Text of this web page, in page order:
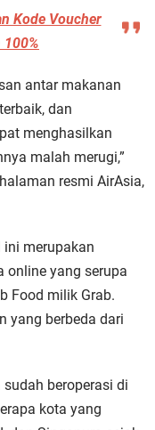
Kode Voucher
antar makanan
dan
menghasilkan
malah merugi,”
resmi AirAsia,
ini merupakan
online yang serupa
Food milik Grab.
yang berbeda dari
beroperasi di
kota yang